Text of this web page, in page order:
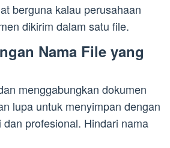
berguna kalau perusahaan
dikirim dalam satu file.
Nama File yang
menggabungkan dokumen
lupa untuk menyimpan dengan
profesional. Hindari nama